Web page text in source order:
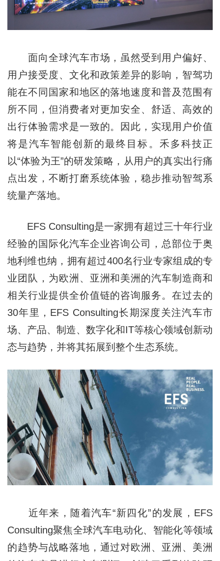
面向全球汽车市场，虽然受到用户偏好、
用户接受度、文化和政策差异的影响，智驾功
能在不同国家和地区的落地速度和普及范围有
所不同，但消费者对更加安全、舒适、高效的
出行体验需求是一致的。因此，实现用户价值
将是汽车智能创新的最终目标。禾多科技正
以“体验为王”的研发策略，从用户的真实出行痛
点出发，不断打磨系统体验，稳步推动智驾系
统量产落地。
EFS Consulting是一家拥有超过三十年行业
经验的国际化汽车企业咨询公司，总部位于奥
地利维也纳，拥有超过400名行业专家组成的专
业团队，为欧洲、亚洲和美洲的汽车制造商和
相关行业提供全价值链的咨询服务。在过去的
30年里，EFS Consulting长期深度关注汽车市
场、产品、制造、数字化和IT等核心领域创新动
态与趋势，并将其拓展到整个生态系统。
近年来，随着汽车“新四化”的发展，EFS
Consulting聚焦全球汽车电动化、智能化等领域
的趋势与战略落地，通过对欧洲、亚洲、美洲